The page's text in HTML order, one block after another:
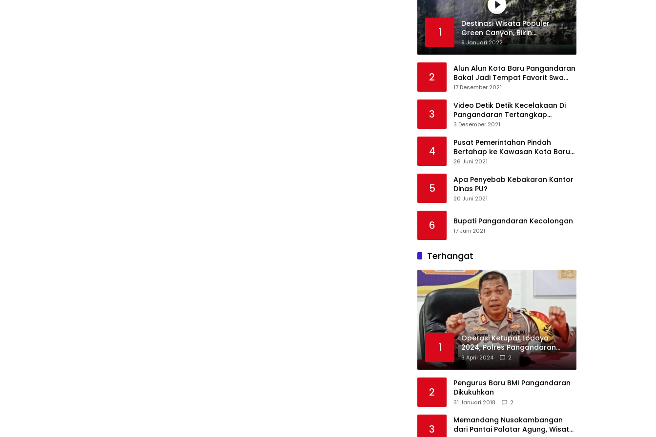
1
Destinasi Wisata Populer
Green Canyon, Bikin
Ketagihan Wisatawan
9 Januari 2022
2
Alun Alun Kota Baru Pangandaran
Bakal Jadi Tempat Favorit Swa
Foto Selfie
17 Desember 2021
3
Video Detik Detik Kecelakaan Di
Pangandaran Tertangkap
Kamera Handphone
3 Desember 2021
4
Pusat Pemerintahan Pindah
Bertahap ke Kawasan Kota Baru
Pangandaran
26 Juni 2021
5
Apa Penyebab Kebakaran Kantor
Dinas PU?
20 Juni 2021
6 Bupati Pangandaran Kecolongan
17 Juni 2021
Terhangat
1
Operasi Ketupat Lodaya
2024, Polres Pangandaran
Dirikan 12 Pos Pengamanan
3 April 2024 2
2
Pengurus Baru BMI Pangandaran
Dikukuhkan
31 Januari 2018 2
3
Memandang Nusakambangan
dari Pantai Palatar Agung, Wisata